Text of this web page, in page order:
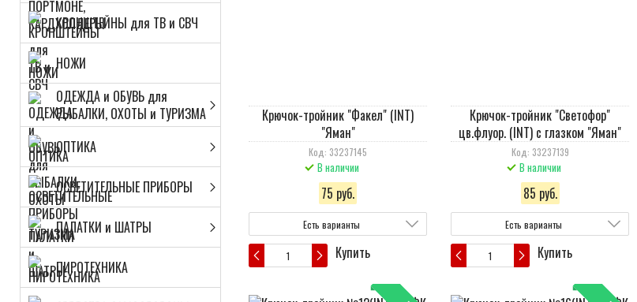
КРОНШТЕЙНЫ для ТВ и СВЧ
НОЖИ
ОДЕЖДА и ОБУВЬ для
РЫБАЛКИ, ОХОТЫ и ТУРИЗМА
ОПТИКА
ОСВЕТИТЕЛЬНЫЕ ПРИБОРЫ
ПАЛАТКИ и ШАТРЫ
ПИРОТЕХНИКА
Крючок-тройник "Факел" (INT)
"Яман"
Код: 33237145
В наличии
75 руб.
Есть варианты
Купить
Крючок-тройник "Светофор"
цв.флуор. (INT) с глазком "Яман"
Код: 33237139
В наличии
85 руб.
Есть варианты
Купить